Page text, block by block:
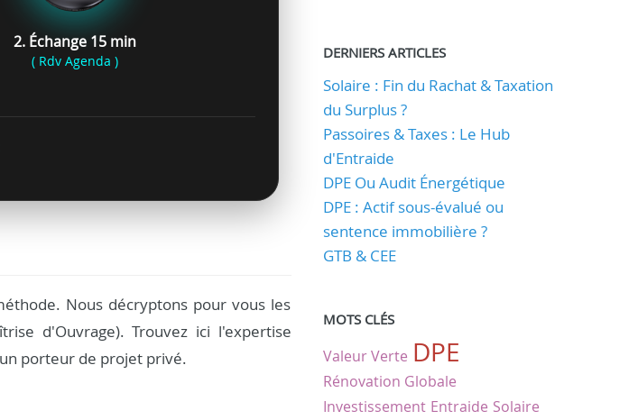
2. Échange 15 min
( Rdv Agenda )
Nous décryptons pour vous les
d'Ouvrage). Trouvez ici l'expertise
porteur de projet privé.
DERNIERS ARTICLES
Solaire : Fin du Rachat & Taxation
du Surplus ?
Passoires & Taxes : Le Hub
d'Entraide
DPE Ou Audit Énergétique
DPE : Actif sous-évalué ou
sentence immobilière ?
GTB & CEE
MOTS CLÉS
Valeur Verte DPE
Rénovation Globale
Investissement Entraide Solaire